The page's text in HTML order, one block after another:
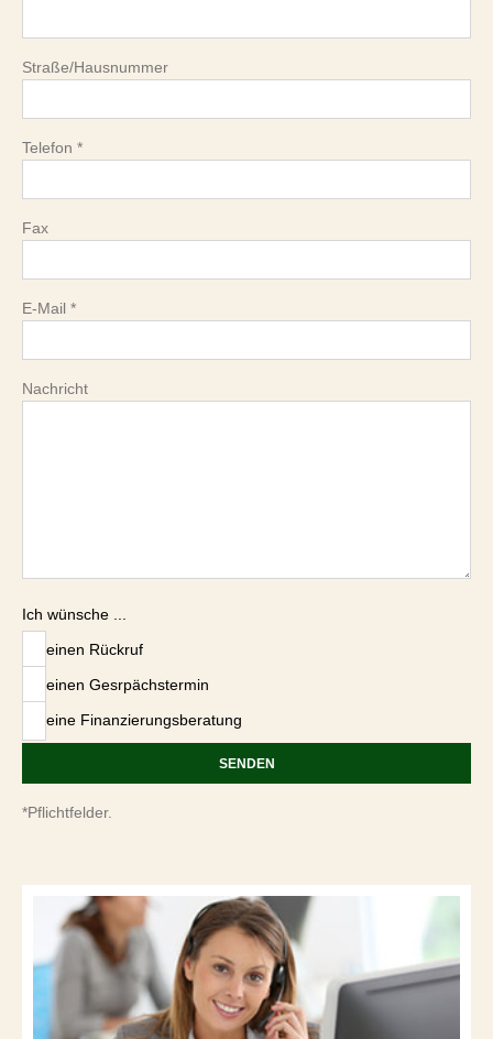
Straße/Hausnummer
Telefon *
Fax
E-Mail *
Nachricht
Ich wünsche ...
einen Rückruf
einen Gesrpächstermin
eine Finanzierungsberatung
*Pflichtfelder.